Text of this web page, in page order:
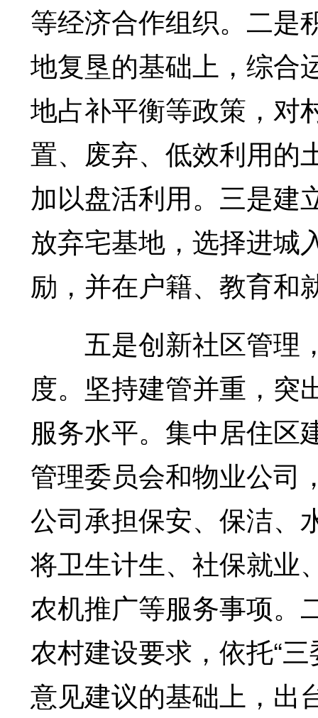
等经济合作组织。二是
地复垦的基础上，综合
地占补平衡等政策，对
置、废弃、低效利用的
加以盘活利用。三是建
放弃宅基地，选择进城
励，并在户籍、教育和
五是创新社区管理
度。坚持建管并重，突
服务水平。集中居住区
管理委员会和物业公司
公司承担保安、保洁、
将卫生计生、社保就业
农机推广等服务事项。
农村建设要求，依托“
意见建议的基础上，出